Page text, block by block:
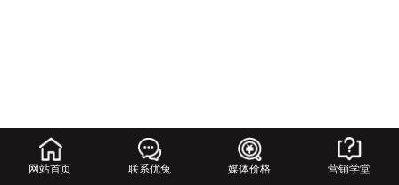
网站首页 联系优兔 媒体价格 营销学堂